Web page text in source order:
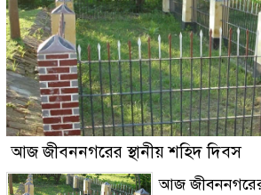
আজ জীবননগরের স্থানীয় শহিদ দিবস
আজ জীবননগরের